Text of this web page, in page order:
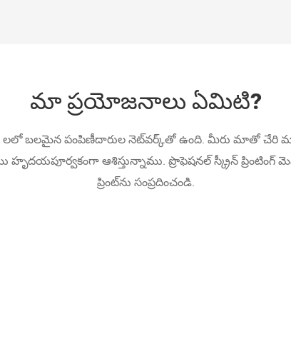
మా ప్రయోజనాలు ఏమిటి?
బలమైన పంపిణీదారుల నెట్‌వర్క్‌తో ఉంది. మీరు మాతో చేరి
ఆశిస్తున్నాము. ప్రొఫెషనల్ స్క్రీన్
ప్రింట్‌ను సంప్రదించండి.